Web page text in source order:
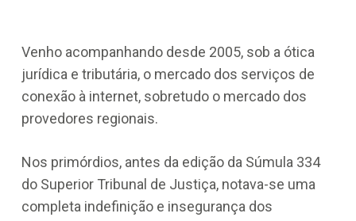
Venho acompanhando desde 2005, sob a ótica
jurídica e tributária, o mercado dos serviços de
conexão à internet, sobretudo o mercado dos
provedores regionais.
Nos primórdios, antes da edição da Súmula 334
do Superior Tribunal de Justiça, notava-se uma
completa indefinição e insegurança dos